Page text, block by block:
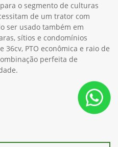
o segmento de culturas
de um trator com
ser usado também em
sítios e condomínios
PTO econômica e raio de
perfeita de